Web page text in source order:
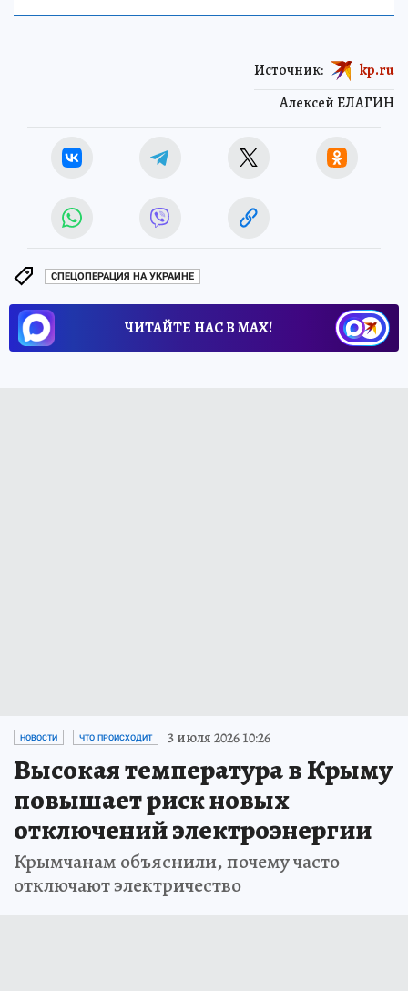
Алексей ЕЛАГИН
Источник: kp.ru
СПЕЦОПЕРАЦИЯ НА УКРАИНЕ
ЧИТАЙТЕ НАС В МАХ!
НОВОСТИ ЧТО ПРОИСХОДИТ 3 июля 2026 10:26
Высокая температура в Крыму
повышает риск новых
отключений электроэнергии
Крымчанам объяснили, почему часто
отключают электричество